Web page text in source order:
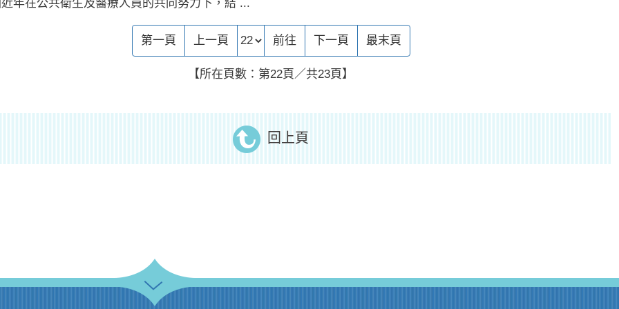
年在公共衛生及醫療人員的共同努力下，結 ...
第一頁 上一頁 前往頁 前往 下一頁 最末頁
【所在頁數：第22頁／共23頁】
回上頁